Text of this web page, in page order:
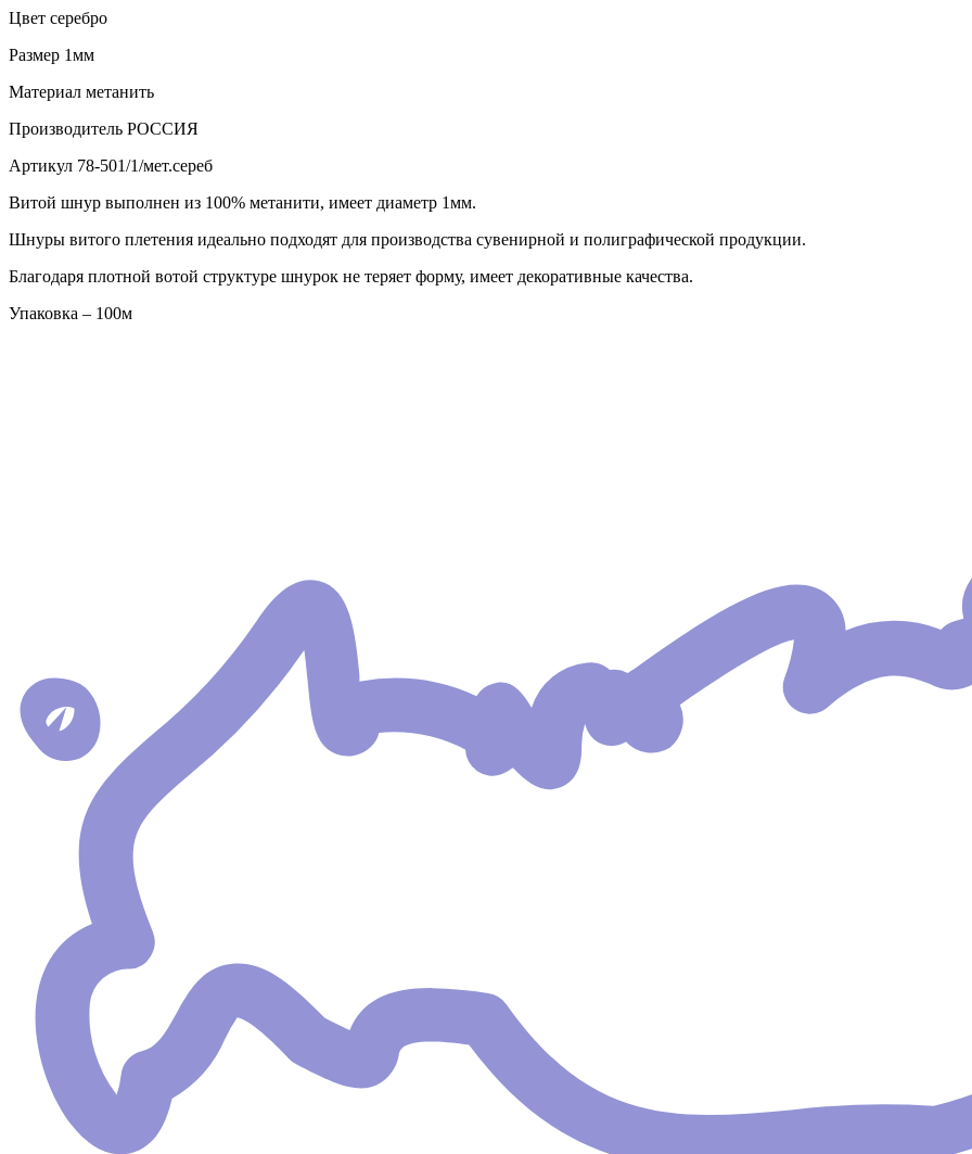
Цвет серебро
Размер 1мм
Материал метанить
Производитель РОССИЯ
Артикул 78-501/1/мет.сереб
Витой шнур выполнен из 100% метанити, имеет диаметр 1мм.
Шнуры витого плетения идеально подходят для производства сувенирной и полиграфической продукции.
Благодаря плотной вотой структуре шнурок не теряет форму, имеет декоративные качества.
Упаковка – 100м